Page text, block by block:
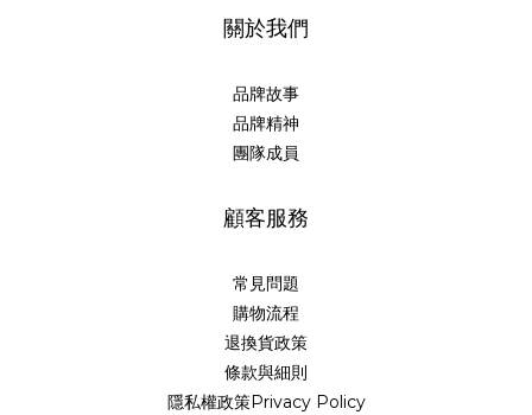
關於我們
品牌故事
品牌精神
團隊成員
顧客服務
常見問題
購物流程
退換貨政策
條款與細則
隱私權政策Privacy Policy